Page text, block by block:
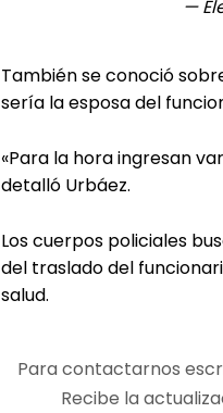
—
También se conoció
sería la esposa del
«Para la hora ingresan
detalló Urbáez.
Los cuerpos policiales
del traslado del
salud.
Para contactarnos
Recibe la